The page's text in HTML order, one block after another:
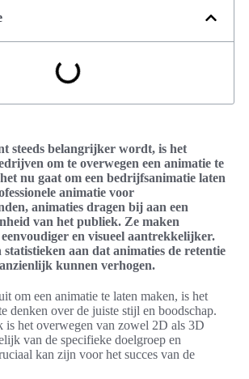
steeds belangrijker wordt, is het
om te overwegen een animatie te
nu gaat om een bedrijfsanimatie laten
animatie voor
animaties dragen bij aan een
van het publiek. Ze maken
eenvoudiger en visueel aantrekkelijker.
aan dat animaties de retentie
kunnen verhogen.
om een animatie te laten maken, is het
denken over de juiste stijl en boodschap.
is het overwegen van zowel 2D als 3D
van de specifieke doelgroep en
kan zijn voor het succes van de